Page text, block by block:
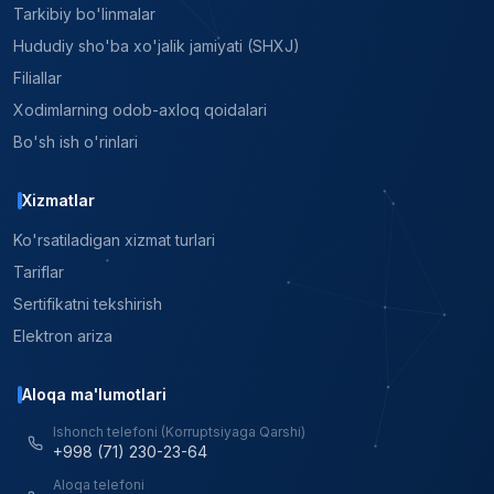
Tarkibiy bo'linmalar
Hududiy sho'ba xo'jalik jamiyati (SHXJ)
Filiallar
Xodimlarning odob-axloq qoidalari
Bo'sh ish o'rinlari
Xizmatlar
Ko'rsatiladigan xizmat turlari
Tariflar
Sertifikatni tekshirish
Elektron ariza
Aloqa ma'lumotlari
Ishonch telefoni (Korruptsiyaga Qarshi)
+998 (71) 230-23-64
Aloqa telefoni